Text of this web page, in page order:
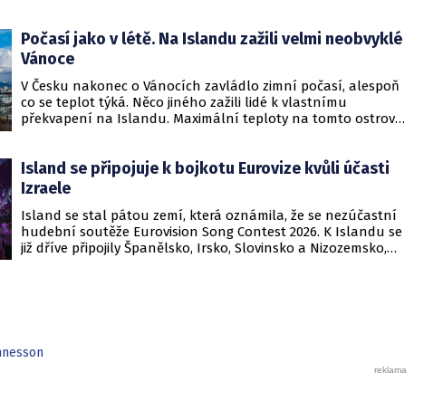
Počasí jako v létě. Na Islandu zažili velmi neobvyklé
Vánoce
V Česku nakonec o Vánocích zavládlo zimní počasí, alespoň
co se teplot týká. Něco jiného zažili lidé k vlastnímu
překvapení na Islandu. Maximální teploty na tomto ostrově
Island se připojuje k bojkotu Eurovize kvůli účasti
Izraele
Island se stal pátou zemí, která oznámila, že se nezúčastní
hudební soutěže Eurovision Song Contest 2026. K Islandu se
již dříve připojily Španělsko, Irsko, Slovinsko a Nizozemsko,